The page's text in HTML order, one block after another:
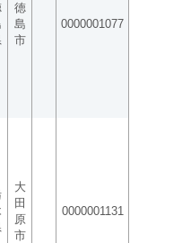
徳
島
市
0000001077
大
田
原
市
0000001131